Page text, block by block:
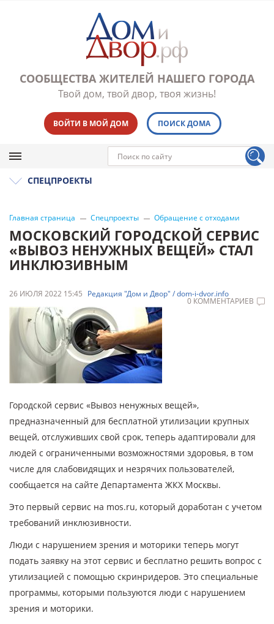
СООБЩЕСТВА ЖИТЕЛЕЙ НАШЕГО ГОРОДА
Твой дом, твой двор, твоя жизнь!
ВОЙТИ В МОЙ ДОМ ПОИСК ДОМА
СПЕЦПРОЕКТЫ
Главная страница Спецпроекты Обращение с отходами
МОСКОВСКИЙ ГОРОДСКОЙ СЕРВИС
«ВЫВОЗ НЕНУЖНЫХ ВЕЩЕЙ» СТАЛ
ИНКЛЮЗИВНЫМ
26 ИЮЛЯ 2022 15:45 Редакция "Дом и Двор" / dom-i-dvor.info
0 КОММЕНТАРИЕВ
Городской сервис «Вывоз ненужных вещей»,
предназначенный для бесплатной утилизации крупных
вещей, отслуживших свой срок, теперь адаптировали для
людей с ограниченными возможностями здоровья, в том
числе для слабовидящих и незрячих пользователей,
сообщается на сайте Департамента ЖКХ Москвы.
Это первый сервис на mos.ru, который доработан с учетом
требований инклюзивности.
Люди с нарушением зрения и моторики теперь могут
подать заявку на этот сервис и бесплатно решить вопрос с
утилизацией с помощью скринридеров. Это специальные
программы, которыми пользуются люди с нарушением
зрения и моторики.